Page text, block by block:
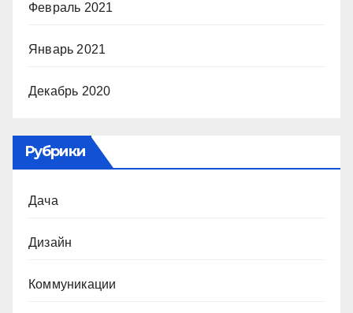
Февраль 2021
Январь 2021
Декабрь 2020
Рубрики
Дача
Дизайн
Коммуникации